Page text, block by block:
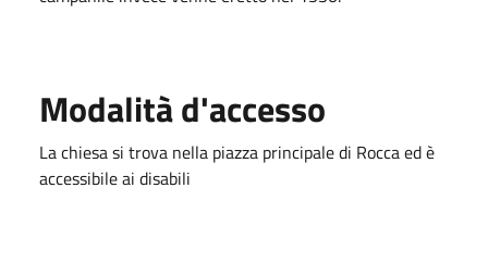
Modalità d'accesso
La chiesa si trova nella piazza principale di Rocca ed è
accessibile ai disabili